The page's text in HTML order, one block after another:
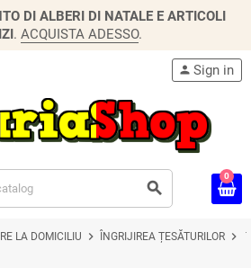
DI ALBERI DI NATALE E ARTICOLI
. ACQUISTA ADESSO.
search
person Sign in
0
LA DOMICILIU chevron_right ÎNGRIJIREA ȚESĂTURILOR chevron_right